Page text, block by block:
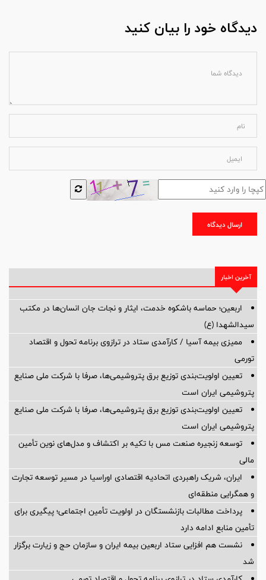
دیدگاه خود را بیان کنید
ارسال دیدگاه
آخرین اخبار
اربعین؛ حماسه باشکوه خدمت، ایثار و نجات جان انسان‌ها در مکتب
سیدالشهدا (ع)
ممیزی بیمه آسیا / کارآمدی ستاد در ترازوی برنامه تحول و اقتصاد
تورمی
تعیین اولویت‌بندی توزیع برق پتروشیمی‌ها، صرفا با شرکت ملی صنایع
پتروشیمی ایران است
تعیین اولویت‌بندی توزیع برق پتروشیمی‌ها، صرفا با شرکت ملی صنایع
پتروشیمی ایران است
توسعه زنجیره صنعت مس با تکیه بر اکتشاف و مدل‌های نوین تأمین
مالی
ایران، شریک راهبردی اتحادیه اقتصادی اوراسیا در مسیر توسعه تجارت
و همگرایی منطقه‌ای
پرداخت مطالبات بازنشستگان در اولویت تأمین اجتماعی؛ پیگیری برای
تأمین منابع ادامه دارد
نشست هم افزایی ستاد اربعین بیمه ایران و سازمان حج و زیارت برگزار
شد